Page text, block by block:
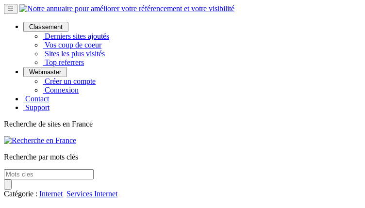
☰
Classement
Derniers sites ajoutés
Vos coup de coeur
Sites les plus visités
Top referrers
Webmaster
Créer un compte
Connexion
Contact
Support
Recherche de sites en France
Recherche par mots clés
Catégorie : Internet Services Internet